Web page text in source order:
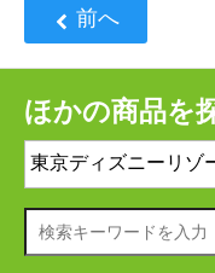
前へ
ほかの商品を